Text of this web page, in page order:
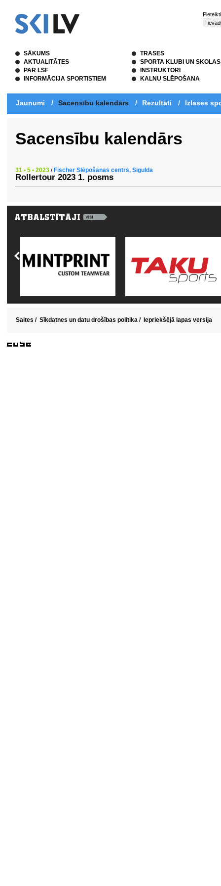
SĀKUMS
AKTUALITĀTES
PAR LSF
INFORMĀCIJA SPORTISTIEM
TRASES
SPORTA KLUBI UN SKOLAS
INSTRUKTORI
KALNU SLĒPOŠANA
Jaunumi / Sacensību kalendārs / Rezultāti / Izlases
Sacensību kalendārs
31 • 5 • 2023 / Fischer Slēpošanas centrs, Sigulda
Rollertour 2023 1. posms
Saites / Sīkdatnes un datu drošības politika / Iepriekšējā lapas versija